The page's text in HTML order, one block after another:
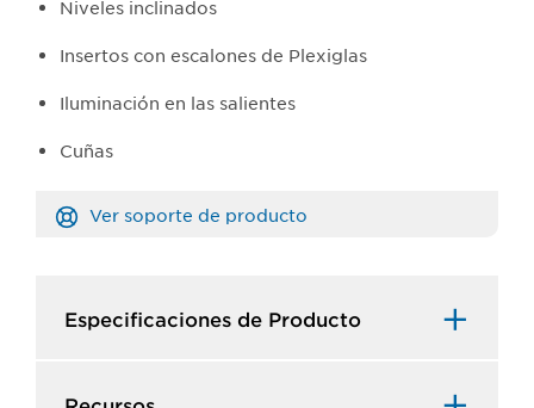
Niveles inclinados
Insertos con escalones de Plexiglas
Iluminación en las salientes
Cuñas
Ver soporte de producto
Especificaciones de Producto​